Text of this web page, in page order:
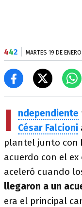
442 MARTES 19 DE
I ndependiente
César Falcioni
plantel junto con
acuerdo con el
aceleró cuando
llegaron a un
era el principal